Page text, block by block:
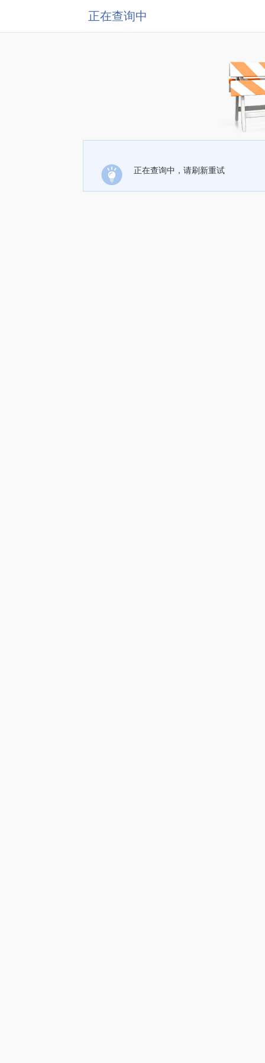
正在查询中
正在查询中，请刷新重试